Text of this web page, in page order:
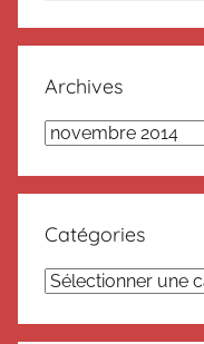
:
Archives
Archives
Catégories
Catégories